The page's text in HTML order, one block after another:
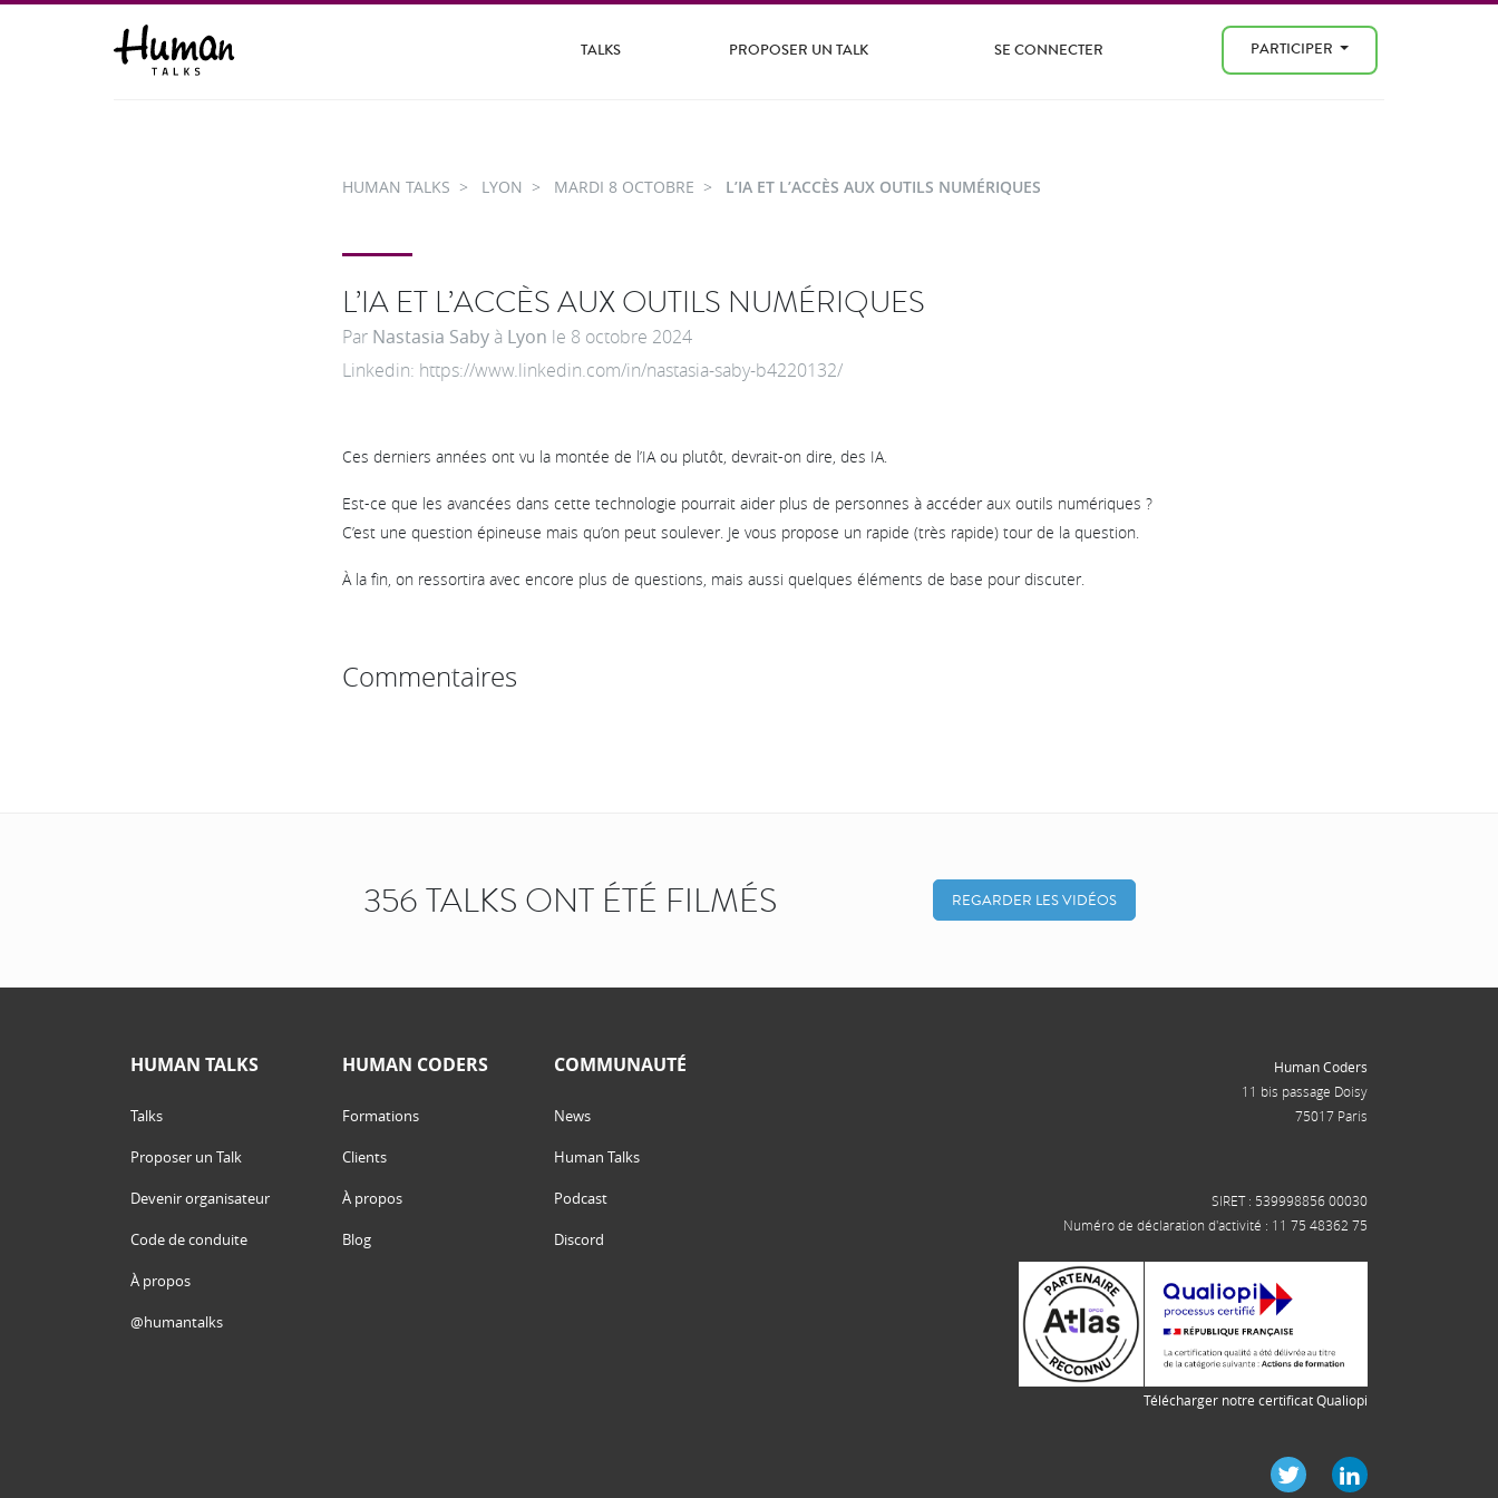
TALKS PROPOSER UN TALK SE CONNECTER PARTICIPER
HUMAN TALKS LYON MARDI 8 OCTOBRE L’IA ET L’ACCÈS AUX OUTILS NUMÉRIQUES
L’IA ET L’ACCÈS AUX OUTILS NUMÉRIQUES
Par Nastasia Saby à Lyon le 8 octobre 2024
Linkedin: https://www.linkedin.com/in/nastasia-saby-b4220132/
Ces derniers années ont vu la montée de l’IA ou plutôt, devrait-on dire, des IA.
Est-ce que les avancées dans cette technologie pourrait aider plus de personnes à accéder aux outils numériques ?
C’est une question épineuse mais qu’on peut soulever. Je vous propose un rapide (très rapide) tour de la question.
À la fin, on ressortira avec encore plus de questions, mais aussi quelques éléments de base pour discuter.
Commentaires
356 TALKS ONT ÉTÉ FILMÉS REGARDER LES VIDÉOS
HUMAN TALKS
Talks
Proposer un Talk
Devenir organisateur
Code de conduite
À propos
@humantalks
HUMAN CODERS
Formations
Clients
À propos
Blog
COMMUNAUTÉ
News
Human Talks
Podcast
Discord
Human Coders
11 bis passage Doisy
75017 Paris
SIRET : 539998856 00030
Numéro de déclaration d'activité : 11 75 48362 75
Télécharger notre certificat Qualiopi